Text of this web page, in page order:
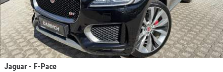
Jaguar - F-Pace